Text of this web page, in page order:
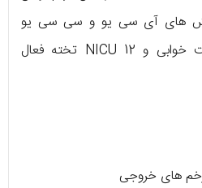
های آی سی یو و سی سی یو
بوده و اکنون ICU 6 تخت خوابی و NICU 12 تخته فعال
های خروجی